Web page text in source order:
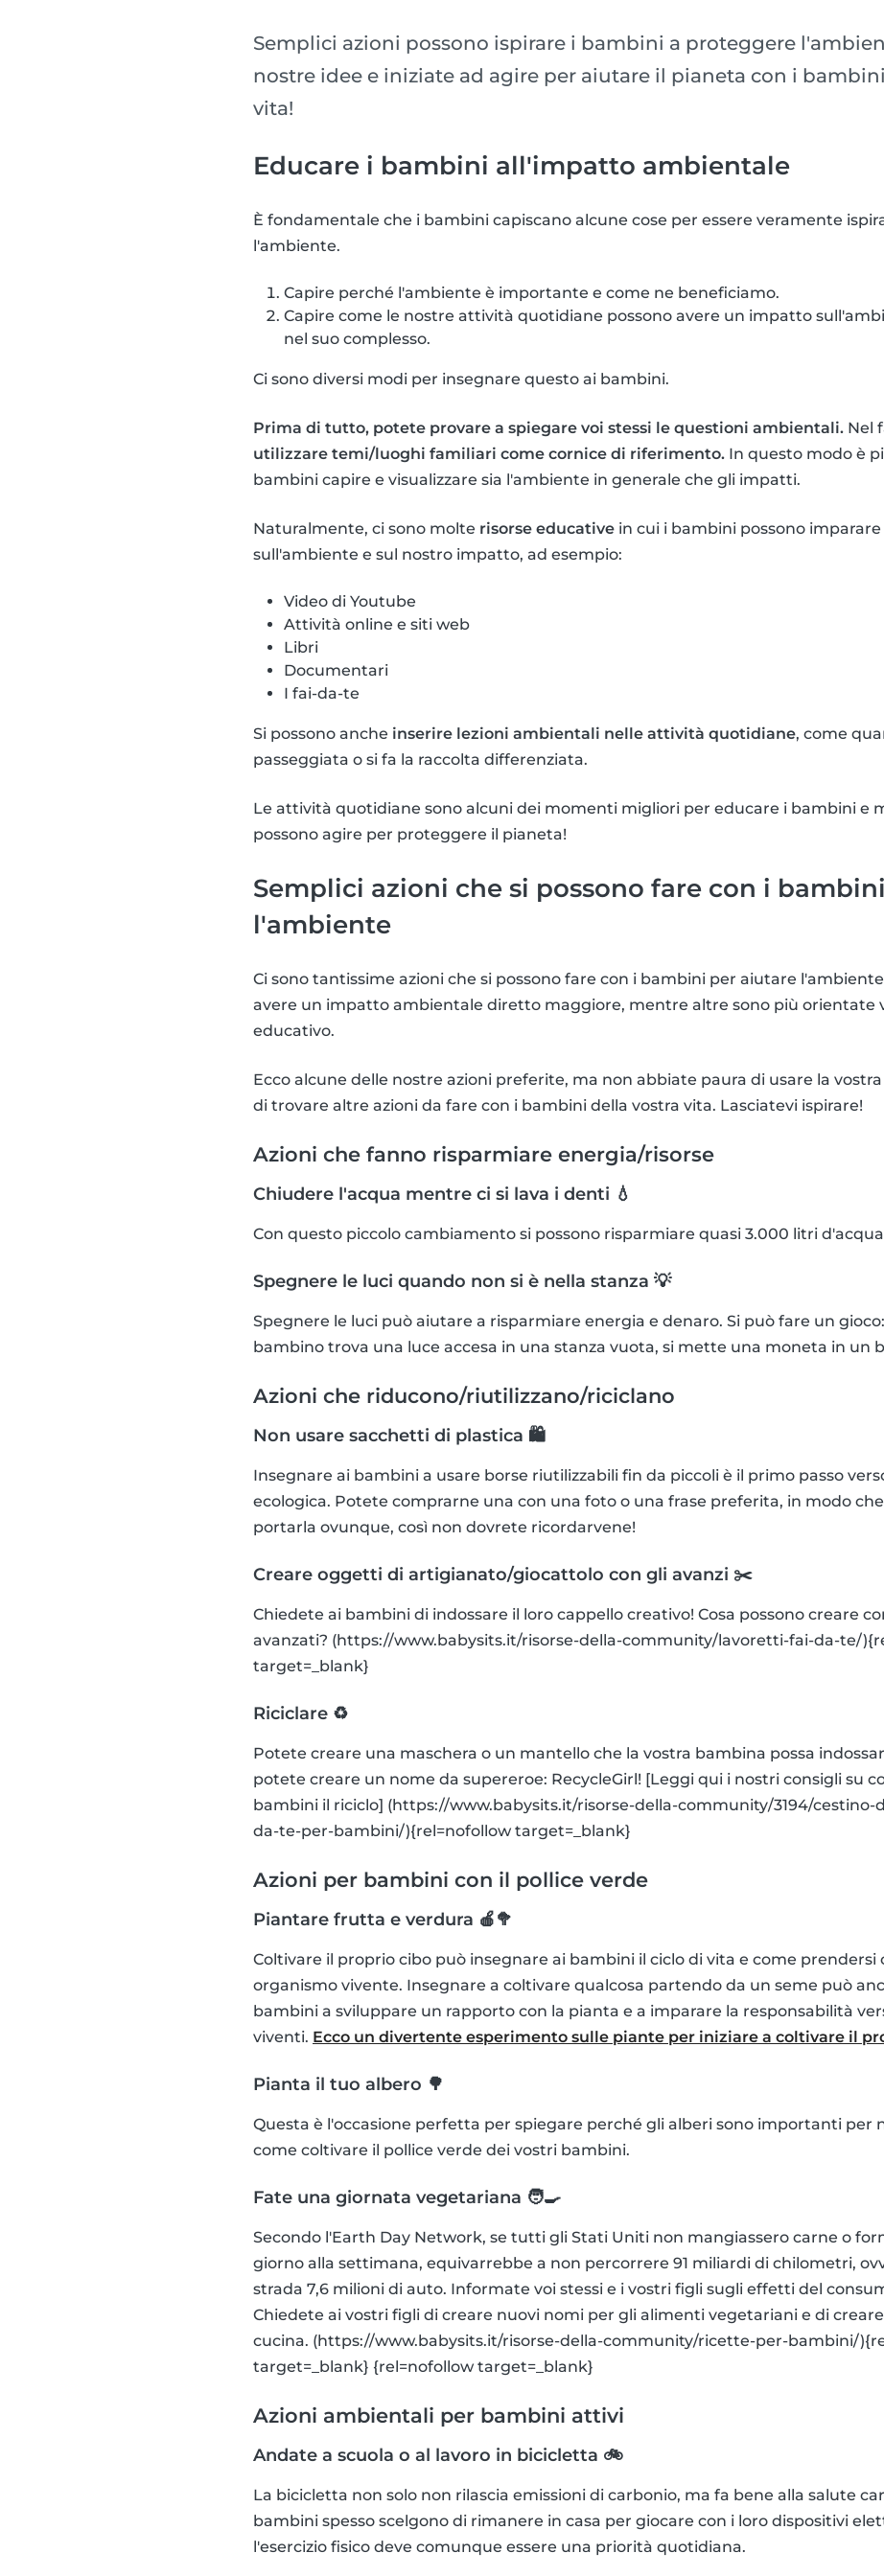
Semplici azioni possono ispirare i bambini a proteggere
nostre idee e iniziate ad agire per aiutare il pianeta con i
vita!
Educare i bambini all'impatto ambientale
È fondamentale che i bambini capiscano alcune cose per essere veramente
l'ambiente.
Capire perché l'ambiente è importante e come ne beneficiamo.
Capire come le nostre attività quotidiane possono avere un impatto
nel suo complesso.
Ci sono diversi modi per insegnare questo ai bambini.
Prima di tutto, potete provare a spiegare voi stessi le questioni ambientali. Nel
utilizzare temi/luoghi familiari come cornice di riferimento. In questo modo è
bambini capire e visualizzare sia l'ambiente in generale che gli impatti.
Naturalmente, ci sono molte risorse educative in cui i bambini possono
sull'ambiente e sul nostro impatto, ad esempio:
Video di Youtube
Attività online e siti web
Libri
Documentari
I fai-da-te
Si possono anche inserire lezioni ambientali nelle attività quotidiane, come
passeggiata o si fa la raccolta differenziata.
Le attività quotidiane sono alcuni dei momenti migliori per educare i bambini e
possono agire per proteggere il pianeta!
Semplici azioni che si possono fare con i
l'ambiente
Ci sono tantissime azioni che si possono fare con i bambini per aiutare
avere un impatto ambientale diretto maggiore, mentre altre sono più orientate
educativo.
Ecco alcune delle nostre azioni preferite, ma non abbiate paura di usare la
di trovare altre azioni da fare con i bambini della vostra vita. Lasciatevi ispirare!
Azioni che fanno risparmiare energia/risorse
Chiudere l'acqua mentre ci si lava i denti 💧
Con questo piccolo cambiamento si possono risparmiare quasi 3.000 litri
Spegnere le luci quando non si è nella stanza 💡
Spegnere le luci può aiutare a risparmiare energia e denaro. Si può fare un
bambino trova una luce accesa in una stanza vuota, si mette una moneta in un
Azioni che riducono/riutilizzano/riciclano
Non usare sacchetti di plastica 🛍
Insegnare ai bambini a usare borse riutilizzabili fin da piccoli è il primo passo
ecologica. Potete comprarne una con una foto o una frase preferita, in modo
portarla ovunque, così non dovrete ricordarvene!
Creare oggetti di artigianato/giocattolo con gli avanzi ✂️
Chiedete ai bambini di indossare il loro cappello creativo! Cosa possono creare
avanzati? (https://www.babysits.it/risorse-della-community/lavoretti-fai-da-te/
target=_blank}
Riciclare ♻️
Potete creare una maschera o un mantello che la vostra bambina possa
potete creare un nome da supereroe: RecycleGirl! [Leggi qui i nostri consigli su
bambini il riciclo] (https://www.babysits.it/risorse-della-community/3194/cestino-
da-te-per-bambini/){rel=nofollow target=_blank}
Azioni per bambini con il pollice verde
Piantare frutta e verdura 🍎🥦
Coltivare il proprio cibo può insegnare ai bambini il ciclo di vita e come prendersi
organismo vivente. Insegnare a coltivare qualcosa partendo da un seme può
bambini a sviluppare un rapporto con la pianta e a imparare la responsabilità
viventi. Ecco un divertente esperimento sulle piante per iniziare a coltivare il
Pianta il tuo albero 🌳
Questa è l'occasione perfetta per spiegare perché gli alberi sono importanti per
come coltivare il pollice verde dei vostri bambini.
Fate una giornata vegetariana 🧑‍🍳
Secondo l'Earth Day Network, se tutti gli Stati Uniti non mangiassero carne o
giorno alla settimana, equivarrebbe a non percorrere 91 miliardi di chilometri,
strada 7,6 milioni di auto. Informate voi stessi e i vostri figli sugli effetti del
Chiedete ai vostri figli di creare nuovi nomi per gli alimenti vegetariani e di
cucina. (https://www.babysits.it/risorse-della-community/ricette-per-bambini/
target=_blank} {rel=nofollow target=_blank}
Azioni ambientali per bambini attivi
Andate a scuola o al lavoro in bicicletta 🚲
La bicicletta non solo non rilascia emissioni di carbonio, ma fa bene alla salute
bambini spesso scelgono di rimanere in casa per giocare con i loro dispositivi
l'esercizio fisico deve comunque essere una priorità quotidiana.